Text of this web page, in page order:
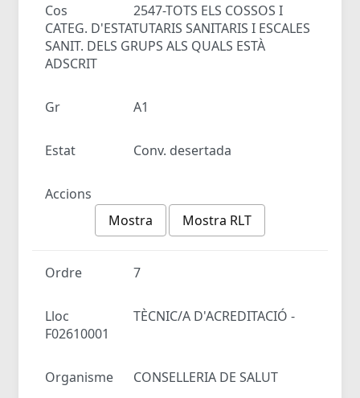
Cos
2547-TOTS ELS COSSOS I
CATEG. D'ESTATUTARIS SANITARIS I ESCALES
SANIT. DELS GRUPS ALS QUALS ESTÀ
ADSCRIT
Gr A1
Estat Conv. desertada
Accions
Mostra
Mostra RLT
Ordre 7
Lloc
TÈCNIC/A D'ACREDITACIÓ -
F02610001
Organisme CONSELLERIA DE SALUT